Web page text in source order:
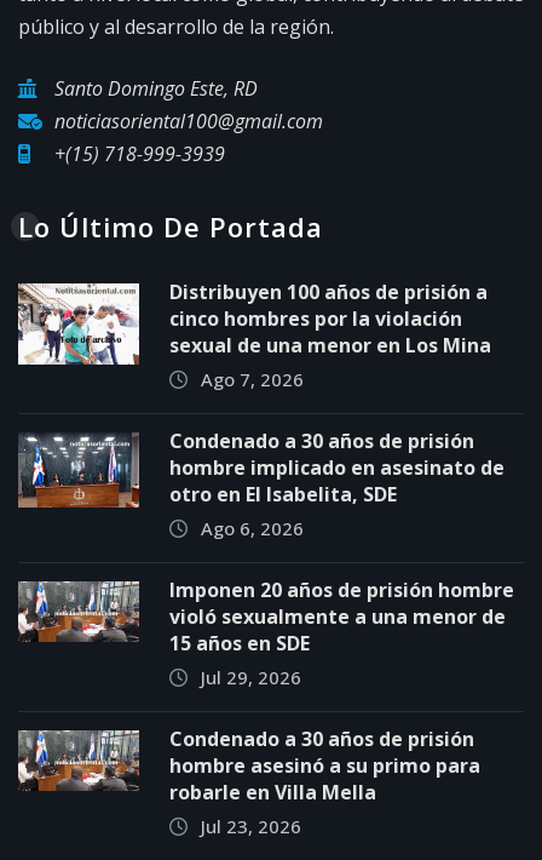
público y al desarrollo de la región.
Santo Domingo Este, RD
noticiasoriental100@gmail.com
+(15) 718-999-3939
Lo Último De Portada
Distribuyen 100 años de prisión a
cinco hombres por la violación
sexual de una menor en Los Mina
Ago 7, 2026
Condenado a 30 años de prisión
hombre implicado en asesinato de
otro en El Isabelita, SDE
Ago 6, 2026
Imponen 20 años de prisión hombre
violó sexualmente a una menor de
15 años en SDE
Jul 29, 2026
Condenado a 30 años de prisión
hombre asesinó a su primo para
robarle en Villa Mella
Jul 23, 2026